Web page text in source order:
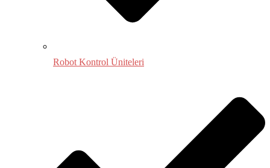
Robot Kontrol Üniteleri